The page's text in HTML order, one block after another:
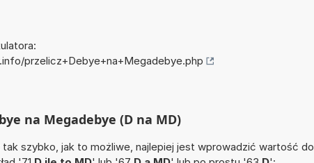
przelicz+Debye+na+Megadebye.php
na Megadebye (D na MD)
szybko, jak to możliwe, najlepiej jest wprowadzić wartość do